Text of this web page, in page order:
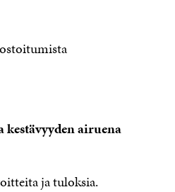
airuena
ja tuloksia.